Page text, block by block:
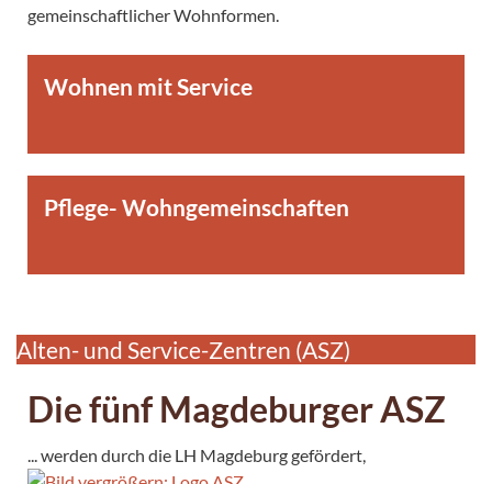
gemeinschaftlicher Wohnformen.
Wohnen mit Service
Pflege- Wohngemeinschaften
Alten- und Service-Zentren (ASZ)
Die fünf Magdeburger ASZ
... werden durch die LH Magdeburg gefördert,